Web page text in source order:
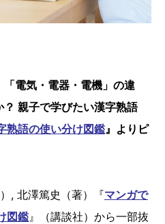
電気・電器・電機」の違
親子で学びたい漢字熟語
熟語の使い分け図鑑 』よりピ
, 北澤篤史（著）『マンガで
図鑑』（講談社）から一部抜